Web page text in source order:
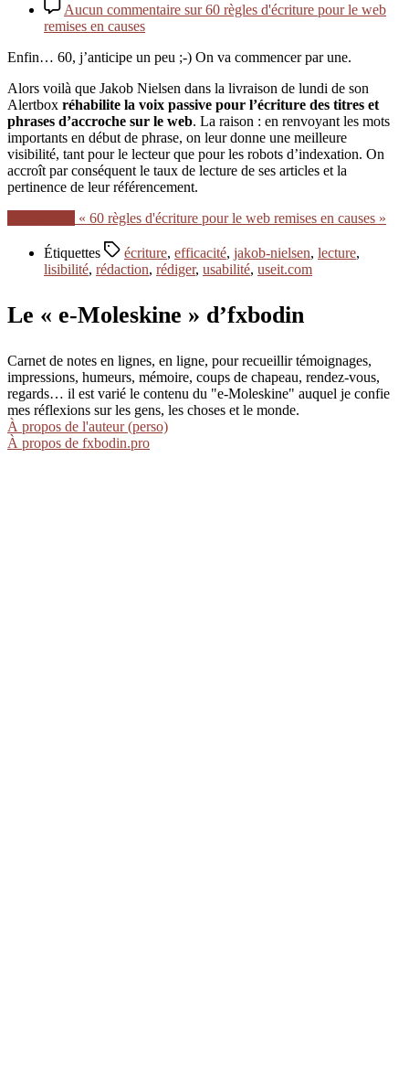
Aucun commentaire sur 60 règles d'écriture pour le web
remises en causes
Enfin… 60, j’anticipe un peu ;-) On va commencer par une.
Alors voilà que Jakob Nielsen dans la livraison de lundi de son
Alertbox réhabilite la voix passive pour l’écriture des titres et
phrases d’accroche sur le web. La raison : en renvoyant les mots
importants en début de phrase, on leur donne une meilleure
visibilité, tant pour le lecteur que pour les robots d’indexation. On
accroît par conséquent le taux de lecture de ses articles et la
pertinence de leur référencement.
« 60 règles d'écriture pour le web remises en causes »
Étiquettes écriture, efficacité, jakob-nielsen, lecture,
lisibilité, rédaction, rédiger, usabilité, useit.com
Le « e-Moleskine » d’fxbodin
Carnet de notes en lignes, en ligne, pour recueillir témoignages,
impressions, humeurs, mémoire, coups de chapeau, rendez-vous,
regards… il est varié le contenu du "e-Moleskine" auquel je confie
mes réflexions sur les gens, les choses et le monde.
À propos de l'auteur (perso)
À propos de fxbodin.pro